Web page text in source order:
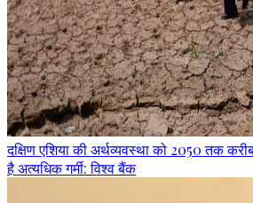
दक्षिण एशिया की अर्थव्यवस्था को 2050 तक
है अत्यधिक गर्मी: विश्व बैंक